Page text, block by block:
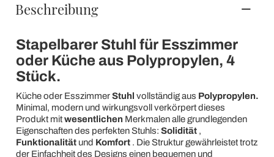
Beschreibung
Stapelbarer Stuhl für Esszimmer
oder Küche aus Polypropylen, 4
Stück.
Küche oder EsszimmerStuhl vollständig aus Polypropylen.
Minimal, modern und wirkungsvoll verkörpert dieses
Produkt mitwesentlichen Merkmalen alle grundlegenden
Eigenschaften des perfekten Stuhls: Solidität,
Funktionalitätund Komfort. Die Struktur gewährleistet trotz
der Einfachheit des Designs einen bequemen und